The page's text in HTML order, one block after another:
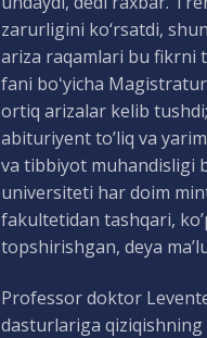
zarurligini ko‘rsatdi,
ariza raqamlari bu fikrni
fani boʻyicha
ortiq arizalar kelib
abituriyent to’liq va
va tibbiyot muhandisligi
universiteti har doim
fakultetidan tashqari,
topshirishgan, deya
Professor doktor
dasturlariga